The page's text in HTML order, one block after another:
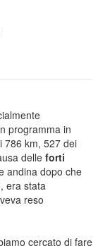
programma in
786 km, 527 dei
delle forti
andina dopo che
era stata
reso
cercato di fare